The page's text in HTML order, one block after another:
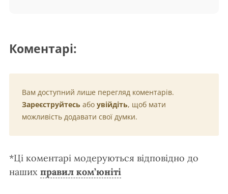
Коментарі:
Вам доступний лише перегляд коментарів.
Зареєструйтесь або увійдіть, щоб мати
можливість додавати свої думки.
*Ці коментарі модеруються відповідно до
наших правил ком’юніті